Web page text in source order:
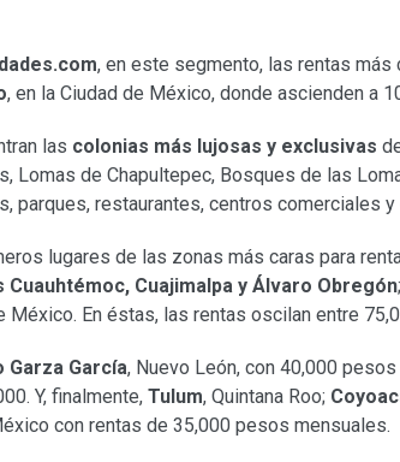
, en este segmento, las rentas más
, en la Ciudad de México, donde ascienden a
las colonias más lujosas y exclusivas
Lomas de Chapultepec, Bosques de las
parques, restaurantes, centros comerciales y
lugares de las zonas más caras para
Cuauhtémoc, Cuajimalpa y Álvaro Obregón
México. En éstas, las rentas oscilan entre
Garza García, Nuevo León, con 40,000
Y, finalmente, Tulum, Quintana Roo;
con rentas de 35,000 pesos mensuales.